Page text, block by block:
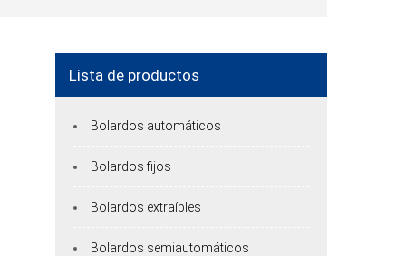
Lista de productos
Bolardos automáticos
Bolardos fijos
Bolardos extraíbles
Bolardos semiautomáticos